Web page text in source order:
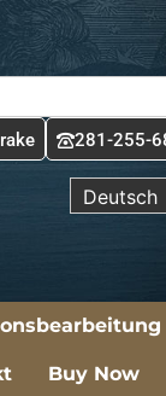
281-255-
Deutsch
Buy Now